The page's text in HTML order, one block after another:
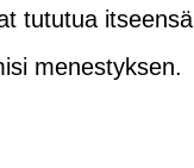
tututua itseensä
menestyksen.